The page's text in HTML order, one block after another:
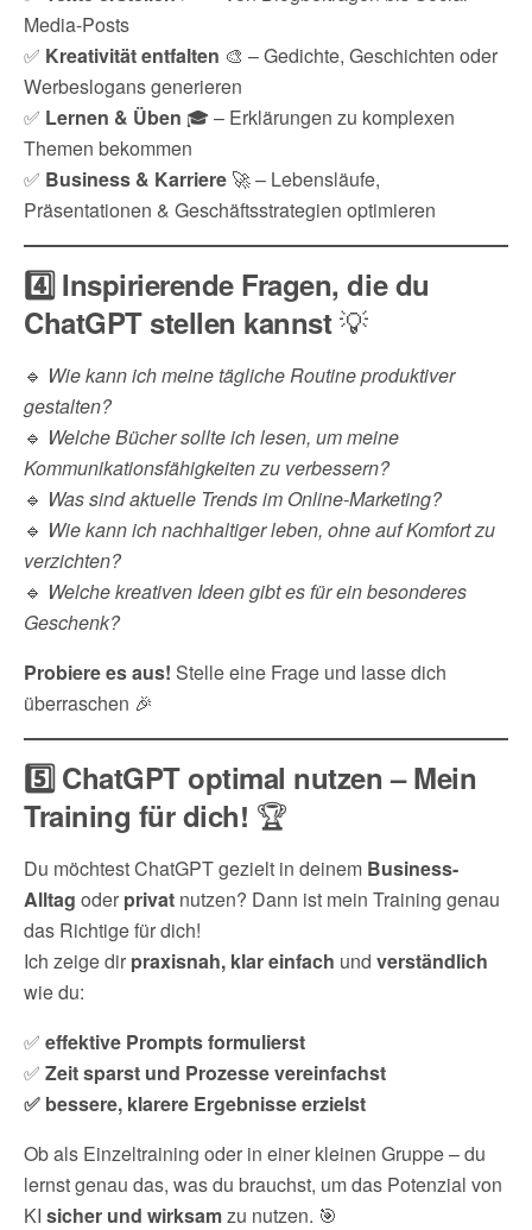
Media-Posts
✅ Kreativität entfalten 🎨 – Gedichte, Geschichten oder
Werbeslogans generieren
✅ Lernen & Üben 🎓 – Erklärungen zu komplexen
Themen bekommen
✅ Business & Karriere 🚀 – Lebensläufe,
Präsentationen & Geschäftsstrategien optimieren
4️⃣ Inspirierende Fragen, die du
ChatGPT stellen kannst💡
🔹 Wie kann ich meine tägliche Routine produktiver
gestalten?
🔹 Welche Bücher sollte ich lesen, um meine
Kommunikationsfähigkeiten zu verbessern?
🔹 Was sind aktuelle Trends im Online-Marketing?
🔹 Wie kann ich nachhaltiger leben, ohne auf Komfort zu
verzichten?
🔹 Welche kreativen Ideen gibt es für ein besonderes
Geschenk?
Probiere es aus! Stelle eine Frage und lasse dich
überraschen 🎉
5️⃣ ChatGPT optimal nutzen – Mein
Training für dich! 🏆
Du möchtest ChatGPT gezielt in deinem Business-
Alltag oder privat nutzen? Dann ist mein Training genau
das Richtige für dich!
Ich zeige dir praxisnah, klar einfach und verständlich
wie du:
✅ effektive Prompts formulierst
✅ Zeit sparst und Prozesse vereinfachst
✅ bessere, klarere Ergebnisse erzielst
Ob als Einzeltraining oder in einer kleinen Gruppe – du
lernst genau das, was du brauchst, um das Potenzial von
KI sicher und wirksamzu nutzen. 🎯